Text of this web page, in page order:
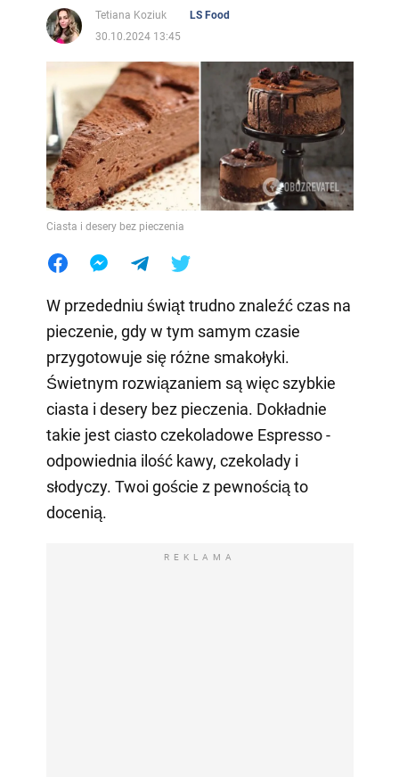
Tetiana Koziuk
LS Food
30.10.2024 13:45
Ciasta i desery bez pieczenia
W przededniu świąt trudno znaleźć czas na
pieczenie, gdy w tym samym czasie
przygotowuje się różne smakołyki.
Świetnym rozwiązaniem są więc szybkie
ciasta i desery bez pieczenia. Dokładnie
takie jest ciasto czekoladowe Espresso -
odpowiednia ilość kawy, czekolady i
słodyczy. Twoi goście z pewnością to
docenią.
REKLAMA